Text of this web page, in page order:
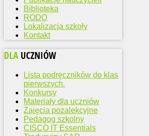
Biblioteka
RODO
Lokalizacja szkoły
Kontakt
DLA UCZNIÓW
Lista podręczników do klas
pierwszych.
Konkursy
Materiały dla uczniów
Zajęcia pozalekcyjne
Pedagog szkolny
CISCO IT Essentials